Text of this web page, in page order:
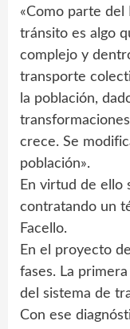
«Como parte del
tránsito es algo
complejo y
transporte
la población,
crece. Se
población».
En virtud de ello
contratando un
Facello.
En el proyecto
fases. La
del sistema de
Con ese